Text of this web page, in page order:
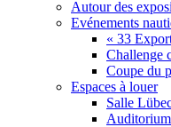
Autour des
Evénements
« 33
Challenge
Coupe du
Espaces à louer
Salle
Auditorium